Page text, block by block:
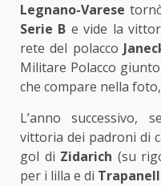
Legnano-Varese
Serie B e vide la
rete del polacco
Militare Polacco
che compare nella
L’anno successivo,
vittoria dei padroni di
gol di Zidarich (su
per i lilla e di